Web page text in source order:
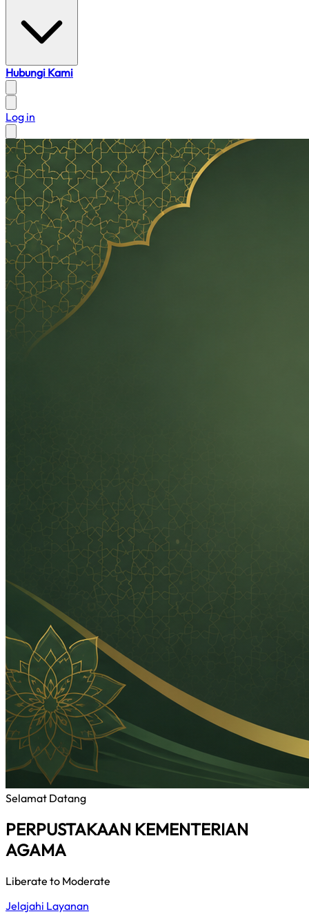
Hubungi Kami
Log in
Selamat Datang
PERPUSTAKAAN KEMENTERIAN
AGAMA
Liberate to Moderate
Jelajahi Layanan